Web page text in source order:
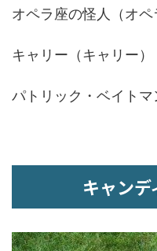
オペラ座の怪人（オペ
キャリー（キャリー）
パトリック・ベイトマ
キャン